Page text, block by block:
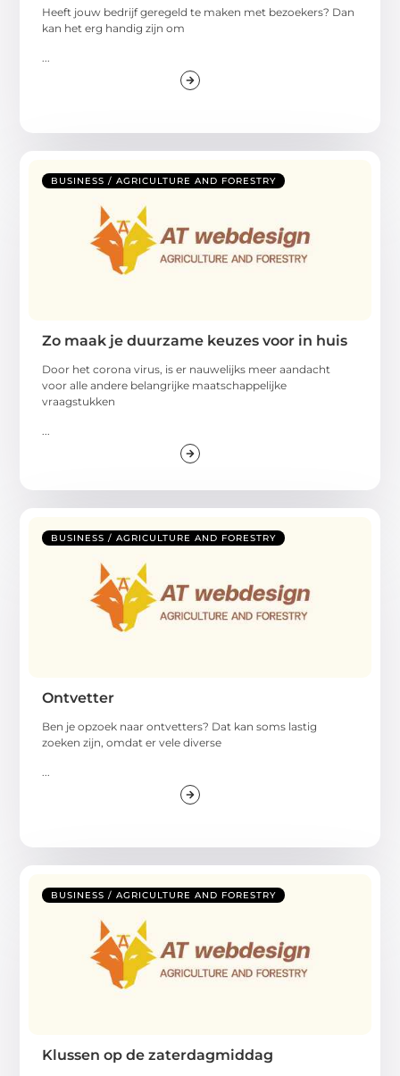
Heeft jouw bedrijf geregeld te maken met bezoekers? Dan
kan het erg handig zijn om
BUSINESS / AGRICULTURE AND FORESTRY
Zo maak je duurzame keuzes voor in huis
Door het corona virus, is er nauwelijks meer aandacht
voor alle andere belangrijke maatschappelijke
vraagstukken
BUSINESS / AGRICULTURE AND FORESTRY
Ontvetter
Ben je opzoek naar ontvetters? Dat kan soms lastig
zoeken zijn, omdat er vele diverse
BUSINESS / AGRICULTURE AND FORESTRY
Klussen op de zaterdagmiddag